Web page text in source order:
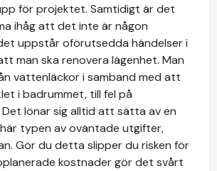
för projektet. Samtidigt är det
ihåg att det inte är någon
uppstår oförutsedda händelser i
man ska renovera lägenhet. Man
vattenläckor i samband med att
i badrummet, till fel på
Det lönar sig alltid att sätta av en
typen av oväntade utgifter,
Gör du detta slipper du risken för
kostnader gör det svårt